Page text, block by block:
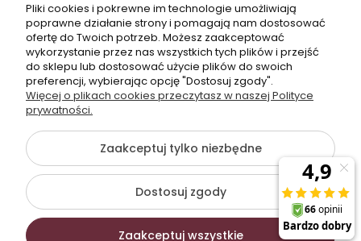
Dane kontaktowe
603377506
sklep@komfort-biuro.pl
Nasz Facebook
©2026 Wszelkie Prawa Zastrzeżone | Komfort Biuro - meble
biurowe
Szablon Flex byEcommercy
Pliki cookies i pokrewne im technologie umożliwiają
poprawne działanie strony i pomagają nam dostosować
ofertę do Twoich potrzeb. Możesz zaakceptować
wykorzystanie przez nas wszystkich tych plików i przejść
do sklepu lub dostosować użycie plików do swoich
preferencji, wybierając opcję "Dostosuj zgody".
Więcej o plikach cookies przeczytasz w naszej Polityce
prywatności.
Zaakceptuj tylko niezbędne
Dostosuj zgody
Zaakceptuj wszystkie